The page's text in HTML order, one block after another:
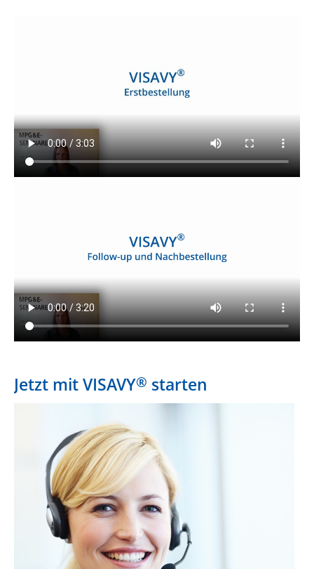
Jetzt mit VISAVY® starten